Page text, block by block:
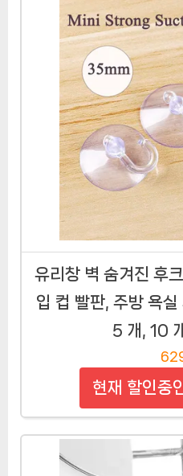
유리창 벽 숨겨진 후
입 컵 빨판, 주방 욕
5 개, 10
현재 할인중